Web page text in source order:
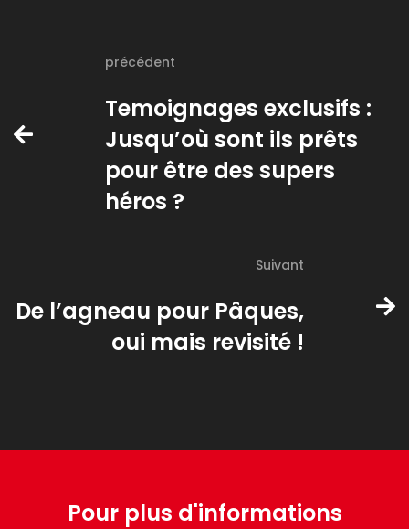
précédent
Temoignages exclusifs :
Jusqu’où sont ils prêts
pour être des supers
héros ?
Suivant
De l’agneau pour Pâques,
oui mais revisité !
Pour plus d'informations